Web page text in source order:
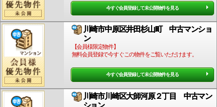
今すぐ会員登録して未公開物件を見る
川崎市中原区井田杉山町 中古マンショ
ン
【会員様限定物件】
無料会員登録で今すぐこの物件をご覧いただけます。
今すぐ会員登録して未公開物件を見る
川崎市川崎区大師河原２丁目 中古マン